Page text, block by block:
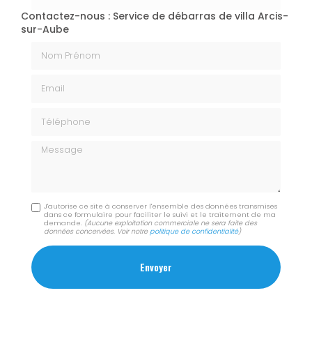
Contactez-nous : Service de débarras de villa Arcis-
sur-Aube
Message
J'autorise ce site à conserver l'ensemble des données transmises
dans ce formulaire pour faciliter le suivi et le traitement de ma
demande. (Aucune exploitation commerciale ne sera faite des
données concervées. Voir notrepolitique de confidentialité)